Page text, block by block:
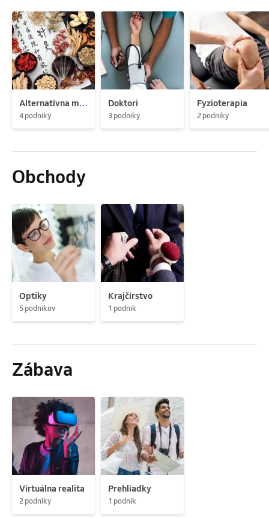
Alternatívna medicína
4 podniky
Doktori
3 podniky
Fyzioterapia
2 podniky
Obchody
Optiky
5 podnikov
Krajčírstvo
1 podnik
Zábava
Virtuálna realita
2 podniky
Prehliadky
1 podnik